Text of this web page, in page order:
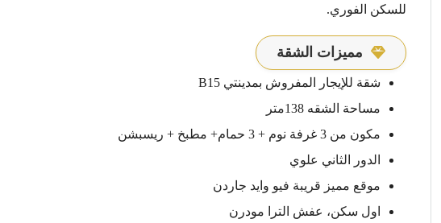
للسكن الفوري.
مميزات الشقة
شقة للإيجار المفروش بمدينتي B15
مساحة الشقه 138متر
مكون من 3 غرفة نوم + 3 حمام+ مطبخ + ريسبشن
الدور الثاني علوي
موقع مميز قريبة فيو وايد جاردن
اول سكن، عفش الترا مودرن